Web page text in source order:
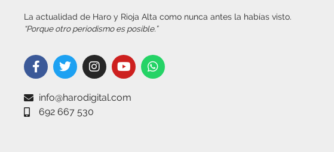
La actualidad de Haro y Rioja Alta como nunca antes la habías visto.
“Porque otro periodismo es posible.”
info@harodigital.com
692 667 530